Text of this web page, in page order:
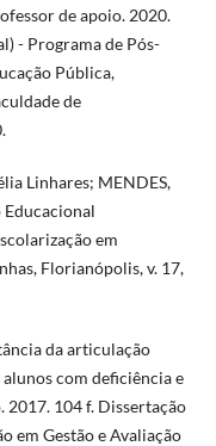
de apoio. 2020.
- Programa de Pós-
Pública,
de
Linhares; MENDES,
Educacional
em
Florianópolis, v. 17,
da articulação
com deficiência e
104 f. Dissertação
em Gestão e Avaliação